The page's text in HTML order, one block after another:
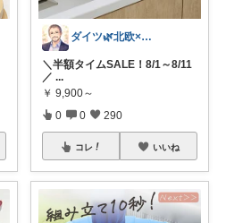
ダイツ🌿北欧×日本｜無理のない道具選び
＼半額タイムSALE！8/1～8/11
／ ...
￥ 9,900～
0 0 290
コレ いいね